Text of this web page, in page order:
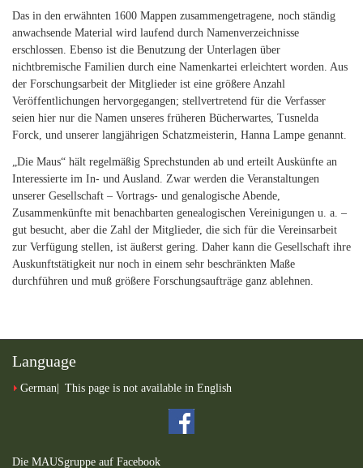
Das in den erwähnten 1600 Mappen zusammengetragene, noch ständig
anwachsende Material wird laufend durch Namenverzeichnisse
erschlossen. Ebenso ist die Benutzung der Unterlagen über
nichtbremische Familien durch eine Namenkartei erleichtert worden. Aus
der Forschungsarbeit der Mitglieder ist eine größere Anzahl
Veröffentlichungen hervorgegangen; stellvertretend für die Verfasser
seien hier nur die Namen unseres früheren Bücherwartes, Tusnelda
Forck, und unserer langjährigen Schatzmeisterin, Hanna Lampe genannt.
„Die Maus“ hält regelmäßig Sprechstunden ab und erteilt Auskünfte an
Interessierte im In- und Ausland. Zwar werden die Veranstaltungen
unserer Gesellschaft – Vortrags- und genalogische Abende,
Zusammenkünfte mit benachbarten genealogischen Vereinigungen u. a. –
gut besucht, aber die Zahl der Mitglieder, die sich für die Vereinsarbeit
zur Verfügung stellen, ist äußerst gering. Daher kann die Gesellschaft ihre
Auskunftstätigkeit nur noch in einem sehr beschränkten Maße
durchführen und muß größere Forschungsaufträge ganz ablehnen.
Language
German This page is not available in English
Die MAUSgruppe auf Facebook